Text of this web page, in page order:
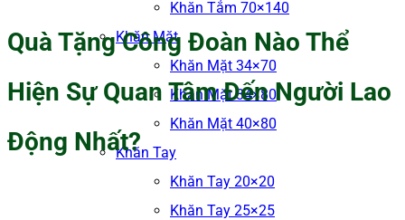
Khăn Tắm 70×140
Khăn Mặt
Khăn Mặt 34×70
Khăn Mặt 34×80
Khăn Mặt 40×80
Khăn Tay
Khăn Tay 20×20
Khăn Tay 25×25
Quà Tặng Công Đoàn Nào Thể
Hiện Sự Quan Tâm Đến Người Lao
Động Nhất?